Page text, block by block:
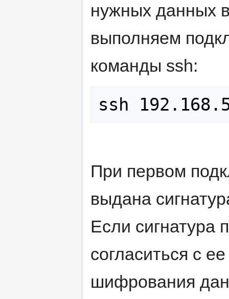
нужных данных
выполняем
команды ssh:
При первом
выдана
Если
согласиться с
шифрования